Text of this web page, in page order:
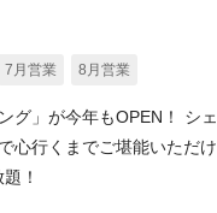
7月営業 8月営業
グ」が今年もOPEN！ シェ
心行くまでご堪能いただけ
！